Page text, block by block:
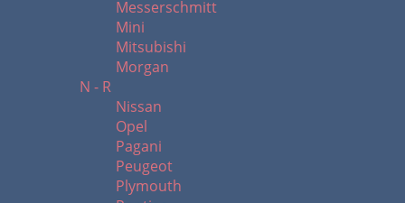
Messerschmitt
Mini
Mitsubishi
Morgan
N - R
Nissan
Opel
Pagani
Peugeot
Plymouth